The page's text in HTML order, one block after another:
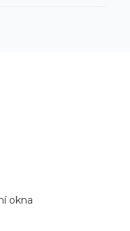
okna